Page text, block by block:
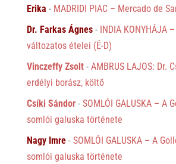
Erika - MADRIDI PIAC – Mercado de
Dr. Farkas Ágnes- INDIA KONYHÁJA
változatos ételei (É-D)
Vinczeffy Zsolt- AMBRUS LAJOS: Dr.
erdélyi borász, költő
Csíki Sándor- SOMLÓI GALUSKA – A
somlói galuska története
Nagy Imre- SOMLÓI GALUSKA – A
somlói galuska története